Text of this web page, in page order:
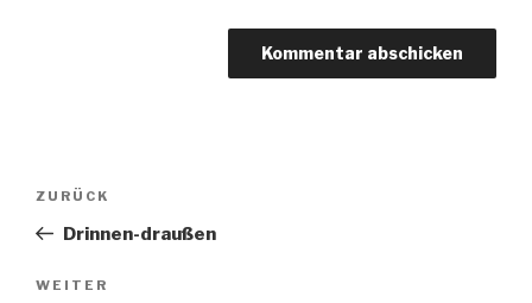
Beitragsnavigation
Vorheriger
Beitrag
ZURÜCK
Drinnen-draußen
Nächster
WEITER